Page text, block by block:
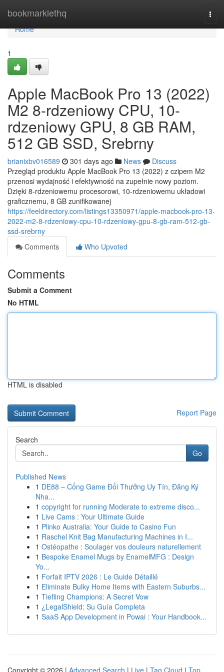
bookmarklethq
Home
Home
1
Apple MacBook Pro 13 (2022)
M2 8-rdzeniowy CPU, 10-
rdzeniowy GPU, 8 GB RAM,
512 GB SSD, Srebrny
brianixbv016589 301 days ago News
Discuss
Przegląd produktu Apple MacBook Pro 13 (2022) z czipem M2
przenosi wydajność i efektywność na zupełnie nowy poziom.
Dzięki 8-rdzeniowemu procesorowi, 10-rdzeniowemu układowi
graficznemu, 8 GB zunifikowanej
https://feeldirectory.com/listings13350971/apple-macbook-pro-13-
2022-m2-8-rdzeniowy-cpu-10-rdzeniowy-gpu-8-gb-ram-512-gb-
ssd-srebrny
Comments
Who Upvoted
Comments
Submit a Comment
No HTML
HTML is disabled
Report Page
Search
Go
Published News
1 DE88 – Cổng Game Đổi Thưởng Uy Tín, Đăng Ký
Nha...
1 copyright for running Moderate to extreme disco...
1 Live Cams : Your Ultimate Guide
1 Plinko Australia: Your Guide to Casino Fun
1 Raschel Knit Bag Manufacturing Machines in I...
1 Ostéopathe : Soulager vos douleurs naturellement
1 Bespoke Enamel Mugs by EnamelMFG : Design
Yo...
1 Forfait IPTV 2026 : Le Guide Détaillé
1 Eliminate Bulky Home Items with Eastern Suburbs...
1 Tiefling Champions: A Secret Vow
1 ¿LegalShield: Su Guía Completa
1 SaaS App Development in Powai : Your Handbook...
Copyright © 2026 | Advanced Search | Live | Tag Cloud | Top